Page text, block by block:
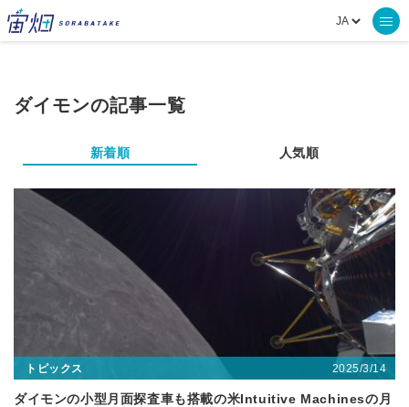
ダイモンの記事一覧
新着順 人気順
トピックス 2025/3/14
ダイモンの小型月面探査車も搭載の米Intuitive Machinesの月